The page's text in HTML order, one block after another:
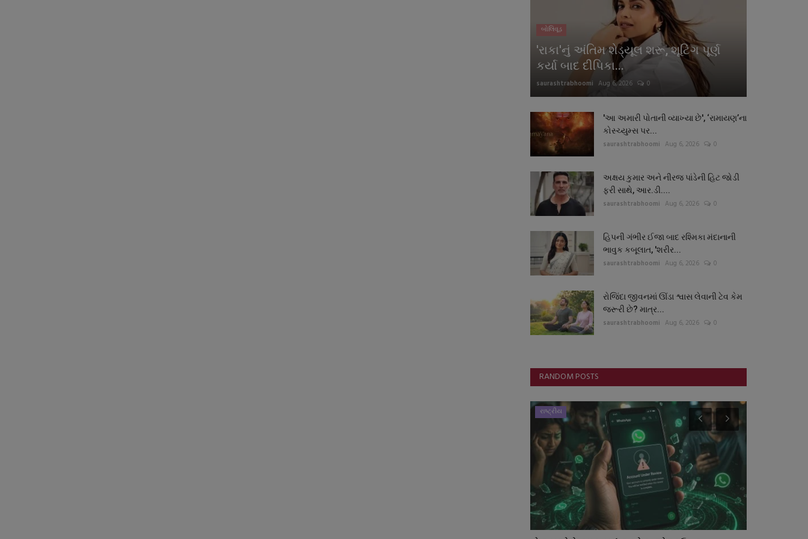
બોલિવૂડ
'રાકા'નું અંતિમ શેડ્યૂલ શરૂ, શૂટિંગ પૂર્ણ
કર્યા બાદ દીપિકા...
saurashtrabhoomi Aug 6, 2026 0
'આ અમારી પોતાની વ્યાખ્યા છે', ‘રામાયણ’ના
કોસ્ચ્યુમ્સ પર...
saurashtrabhoomi Aug 6, 2026 0
અક્ષય કુમાર અને નીરજ પાંડેની હિટ જોડી
ફરી સાથે, આર.ડી....
saurashtrabhoomi Aug 6, 2026 0
હિપની ગંભીર ઈજા બાદ રશ્મિકા મંદાનાની
ભાવુક કબૂલાત, 'શરીર...
saurashtrabhoomi Aug 6, 2026 0
રોજિંદા જીવનમાં ઊંડા શ્વાસ લેવાની ટેવ કેમ
જરૂરી છે? માત્ર...
saurashtrabhoomi Aug 6, 2026 0
RANDOM POSTS
રાષ્ટ્રીય